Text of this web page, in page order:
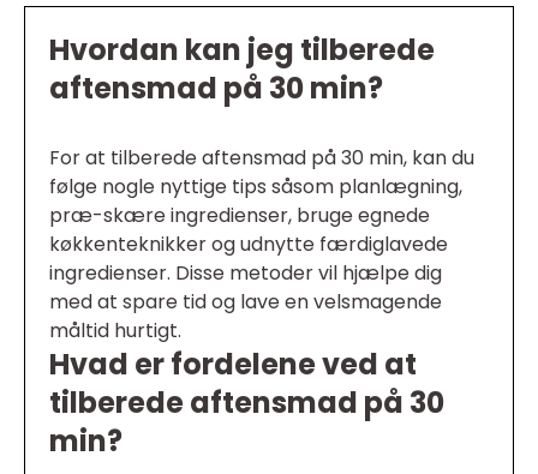
Hvordan kan jeg tilberede
aftensmad på 30 min?
For at tilberede aftensmad på 30 min, kan du
følge nogle nyttige tips såsom planlægning,
præ-skære ingredienser, bruge egnede
køkkenteknikker og udnytte færdiglavede
ingredienser. Disse metoder vil hjælpe dig
med at spare tid og lave en velsmagende
måltid hurtigt.
Hvad er fordelene ved at
tilberede aftensmad på 30
min?